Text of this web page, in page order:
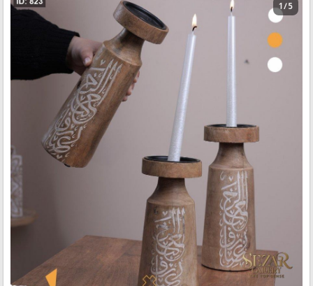
1 / 5